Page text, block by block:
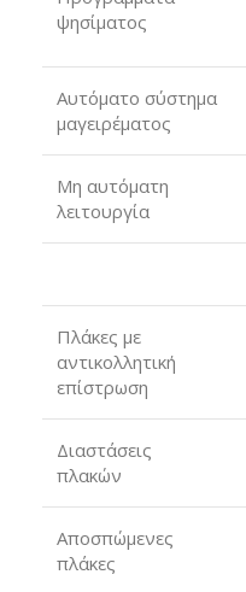
ψησίματος
Αυτόματο σύστημα
μαγειρέματος
Μη αυτόματη
λειτουργία
Πλάκες με
αντικολλητική
επίστρωση
Διαστάσεις
πλακών
Αποσπώμενες
πλάκες